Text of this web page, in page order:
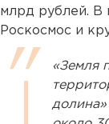
млрд рублей. В
Роскосмос и
«Земля